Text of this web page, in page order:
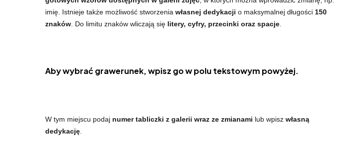
imię. Istnieje także możliwość stworzenia własnej dedykacji o maksymalnej długości 150
znaków . Do limitu znaków wliczają się litery, cyfry, przecinki oraz spacje
Aby wybrać grawerunek, wpisz go w polu tekstowym powyżej.
W tym miejscu podaj numer tabliczki z galerii wraz ze zmianami lub wpisz własną
dedykację